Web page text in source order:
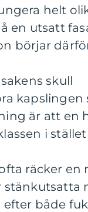
helt
en utsatt
börjar
skull
är att en
i
räcker en
både